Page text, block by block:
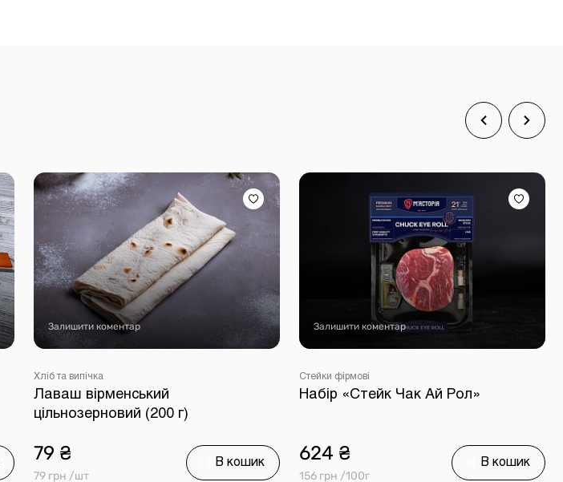
Залишити коментар
Хліб та випічка
Лаваш вірменський
цільнозерновий (200 г)
79 ₴
79 грн /шт
В кошик
Залишити коментар
Стейки фірмові
Набір «Стейк Чак Ай Рол»
624 ₴
156 грн /100г
В кошик